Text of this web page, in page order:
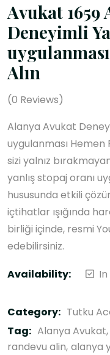
Avukat 1659
Deneyimli
Alın
(0 Reviews)
Alanya Avukat
uygulanması Hemen
sizi yalnız
yanlış stopaj oranı
hususunda etkili
içtihatlar ışığında
birliği içinde, resmi
edebilirsiniz.
Availability:
Category: Tutku
Tag: Alanya Avukat
randevu alin alanya